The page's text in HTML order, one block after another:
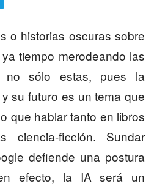
o historias oscuras sobre
tiempo merodeando las
no sólo estas, pues la
su futuro es un tema que
que hablar tanto en libros
ciencia-ficción. Sundar
defiende una postura
efecto, la IA será un